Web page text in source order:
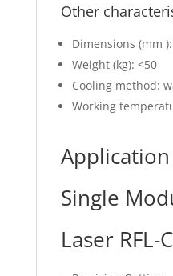
Other
Dimensions (mm
Weight (kg): <50
Cooling method:
Working
Single
Laser RFL-